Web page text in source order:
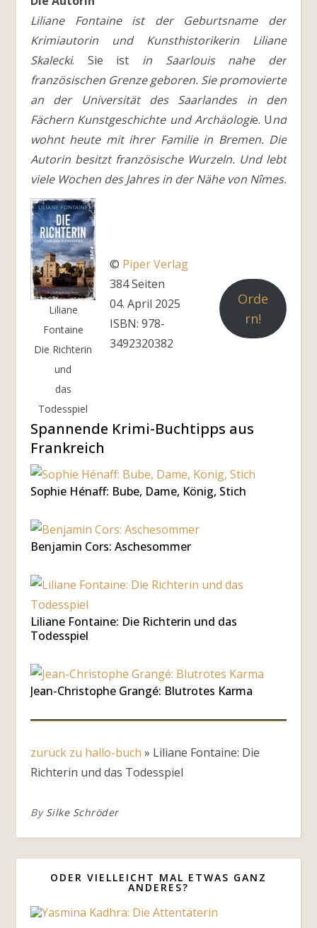
Liliane Fontaine ist der Geburtsname der
Krimiautorin und Kunsthistorikerin Liliane
Skalecki. Sie ist in Saarlouis nahe der
französischen Grenze geboren. Sie promovierte
an der Universität des Saarlandes in den
Fächern Kunstgeschichte und Archäologie. Und
wohnt heute mit ihrer Familie in Bremen. Die
Autorin besitzt französische Wurzeln. Und lebt
viele Wochen des Jahres in der Nähe von Nîmes.
Liliane
Fontaine
Die Richterin
und
das
Todesspiel
© PiperVerlag
384 Seiten
04. April 2025
ISBN: 978-
3492320382
Orde
rn!
Spannende Krimi-Buchtipps aus
Frankreich
Sophie Hénaff: Bube, Dame, König, Stich
Benjamin Cors: Aschesommer
Liliane Fontaine: Die Richterin und das
Todesspiel
Jean-Christophe Grangé: Blutrotes Karma
zurück zu hallo-buch » Liliane Fontaine: Die
Richterin und das Todesspiel
By Silke Schröder
ODER VIELLEICHT MAL ETWAS GANZ
ANDERES?